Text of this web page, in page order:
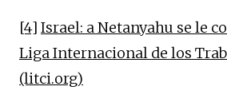
[4] Israel: a Netanyahu se le
Liga Internacional de los
(litci.org)